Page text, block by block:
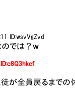
ID:wsvVgZvd
では？ｗ
ID:c8Q3hkcf
が全員戻るまでの